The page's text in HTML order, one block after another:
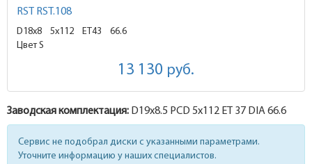
RST RST.108
D18x8 5x112 ET43
66.6
Цвет S
13 130 руб.
Заводская комплектация: D19x8.5 PCD 5x112 ET 37 DIA 66.6
Сервис не подобрал диски с указанными параметрами.
Уточните информацию у наших специалистов.